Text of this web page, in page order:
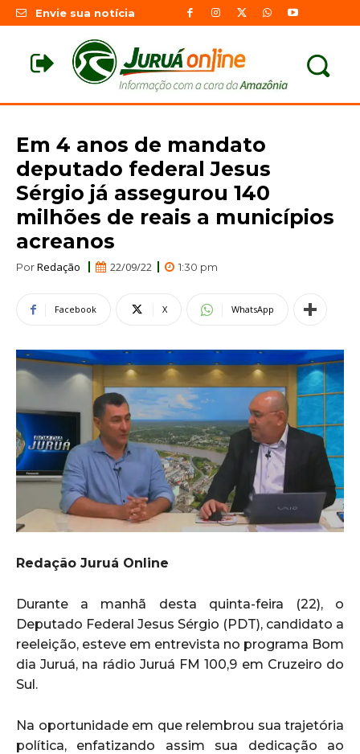
Envie sua notícia
Em 4 anos de mandato
deputado federal Jesus
Sérgio já assegurou 140
milhões de reais a municípios
acreanos
PorRedação 22/09/22 1:30 pm
Facebook X WhatsApp
Redação Juruá Online
Durante a manhã desta quinta-feira (22), o
Deputado Federal Jesus Sérgio (PDT), candidato a
reeleição, esteve em entrevista no programa Bom
dia Juruá, na rádio Juruá FM 100,9 em Cruzeiro do
Sul.
Na oportunidade em que relembrou sua trajetória
política, enfatizando assim sua dedicação ao